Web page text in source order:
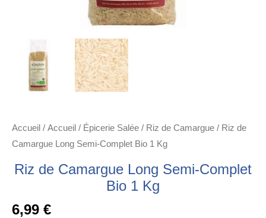
Accueil / Accueil / Épicerie Salée / Riz de Camargue / Riz de
Camargue Long Semi-Complet Bio 1 Kg
Riz de Camargue Long Semi-Complet
Bio 1 Kg
6,99 €